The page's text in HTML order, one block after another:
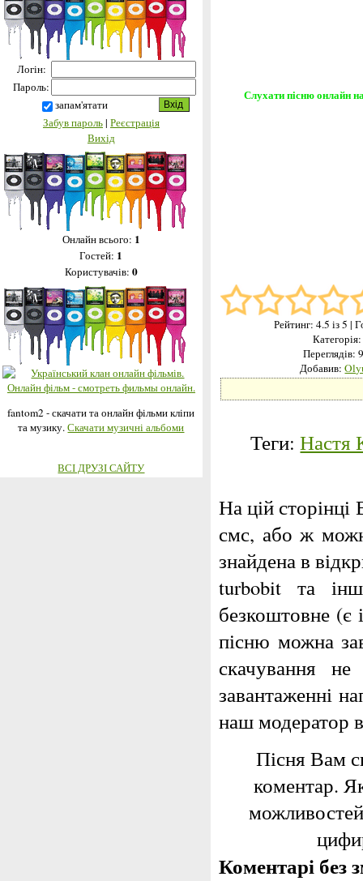
Логін:
Пароль:
запам'ятати
Забув пароль| Реєстрація
Вихід
Онлайн всього: 1
Гостей: 1
Користувачів: 0
fantom2 - скачати та онлайн фільми кліпи
та музику.Скачати музичні альбоми
ВСІ ДРУЗІ САЙТУ
Слухати пісню онлайн
Рейтинг:4.5 із 5|
Категорія:
Переглядів:
Добавив:
Теги:Настя
На цій
смс, або ж
знайдена в
turbobit та
безкоштовне (є
пісню можна
скачування
завантаженні
наш модератор
Пісня Вам
коментар.
Коментарі без